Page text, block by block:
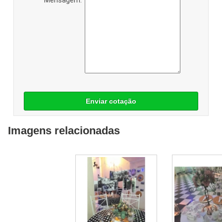
Enviar cotação
Imagens relacionadas